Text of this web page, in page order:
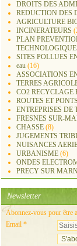
DROITS DES
REDUCTION DES
AGRICULTURE
INCINERATEURS
PLAN
SITES POLLUES
eau (16)
ASSOCIATIONS
TERRES
CO2 RECYCLAGE
ROUTES ET PONTS
ENTREPRISES DE
FRESNES SUR-
CHASSE (8)
JUGEMENTS
NUISANCES
URBANISME (6)
ONDES
PRECY SUR
Newsletter
Abonnez-vous pour être
Email